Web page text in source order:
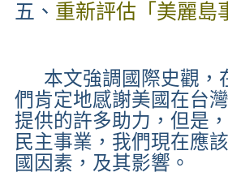
五、 重新評估「美麗島
本文強調國際史觀，
們肯定地感謝美國在台
提供的許多助力，但是
民主事業，我們現在應
國因素，及其影響。